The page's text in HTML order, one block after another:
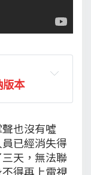
版本
也沒有噓
已經消失得
天，無法聯
得再上電視